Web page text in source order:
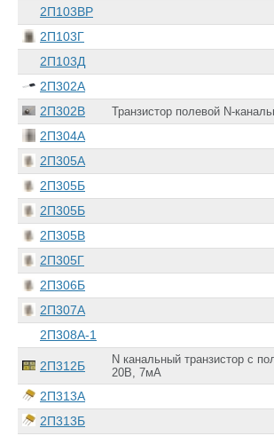
2П103ВР
2П103Г
2П103Д
2П302А
2П302В
Транзистор полевой N-
2П304А
2П305А
2П305Б
2П305Б
2П305В
2П305Г
2П306Б
2П307А
2П308А-1
2П312Б
N канальный транзистор с
20В, 7мА
2П313А
2П313Б